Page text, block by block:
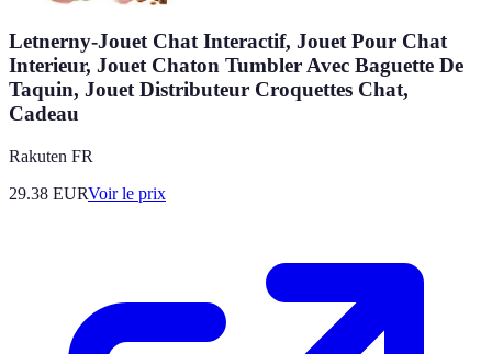
Letnerny-Jouet Chat Interactif, Jouet Pour Chat
Interieur, Jouet Chaton Tumbler Avec Baguette De
Taquin, Jouet Distributeur Croquettes Chat,
Cadeau
Rakuten FR
29.38 EURVoir le prix